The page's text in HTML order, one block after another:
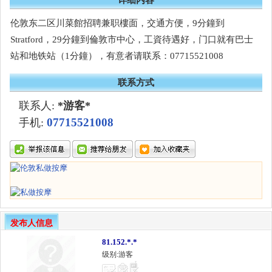
伦敦东二区川菜館招聘兼职樓面，交通方便，9分鐘到
Stratford，29分鐘到倫敦市中心，工資待遇好，门口就有巴士
站和地铁站（1分鐘），有意者请联系：07715521008
联系方式
联系人: *游客*
手机: 07715521008
发布人信息
81.152.*.*
级别:游客